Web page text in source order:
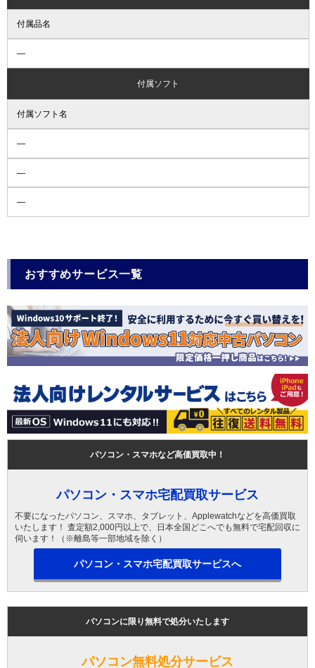
付属品名
―
付属ソフト
付属ソフト名
―
―
―
おすすめサービス一覧
パソコン・スマホなど高価買取中！
パソコン・スマホ宅配買取サービス
不要になったパソコン、スマホ、タブレット、Applewatchなどを高価買取
いたします！ 査定額2,000円以上で、日本全国どこへでも無料で宅配回収に
伺います！（※離島等一部地域を除く）
パソコン・スマホ宅配買取サービスへ
パソコンに限り無料で処分いたします
パソコン無料処分サービス